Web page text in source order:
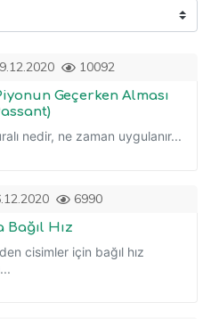
10092
Geçerken Alması
nedir, ne zaman uygulanır...
6990
Bağıl Hız
cisimler için bağıl hız